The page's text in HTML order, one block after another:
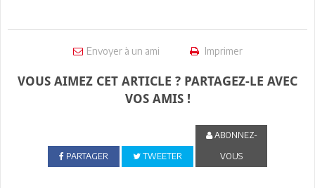
Envoyer à un ami Imprimer
VOUS AIMEZ CET ARTICLE ? PARTAGEZ-LE AVEC
VOS AMIS !
PARTAGER TWEETER
ABONNEZ-
VOUS